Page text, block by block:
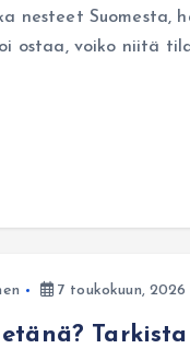
nesteet Suomesta,
ostaa, voiko niitä
7 toukokuun, 2026